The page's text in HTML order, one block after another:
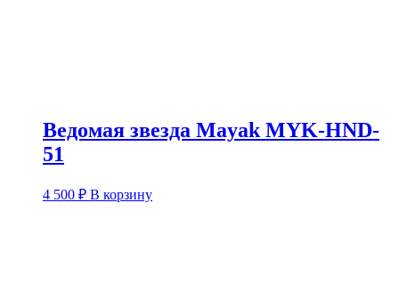
Ведомая звезда Mayak MYK-HND-
51
4 500 ₽ В корзину